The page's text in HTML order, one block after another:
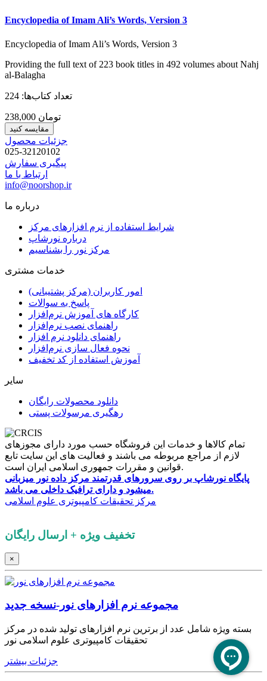
Encyclopedia of Imam Ali’s Words, Version 3
Encyclopedia of Imam Ali’s Words, Version 3
Providing the full text of 223 book titles in 492 volumes about Nahj
al-Balagha
تعداد کتاب‌ها: 224
238,000 تومان
مقایسه کنید
جزئیات محصول
025-32120102
پیگیری سفارش
ارتباط با ما
info@noorshop.ir
درباره ما
شرایط استفاده از نرم افزارهای مرکز
درباره نورشاپ
مرکز نور را بشناسیم
خدمات مشتری
امور کاربران (مرکز پشتیبانی)
پاسخ به سوالات
کارگاه های آموزش نرم‌افزار
راهنمای نصب نرم‌افزار
راهنمای دانلود نرم افزار
نحوه فعال سازی نرم‌افزار
آموزش استفاده از کد تخفیف
سایر
دانلود محصولات رایگان
رهگیری مرسولات پستی
تمام کالاها و خدمات این فروشگاه حسب مورد دارای مجوزهای
لازم از مراجع مربوطه می باشند و فعالیت های این سایت تابع
قوانین و مقررات جمهوری اسلامی ایران است.
پایگاه نورشاپ بر روی سرورهای قدرتمند مرکز داده نور میزبانی
میشود و دارای ترافیک داخلی می باشد.
مرکز تحقیقات کامپیوتری علوم اسلامی
تخفیف ویژه + ارسال رایگان
×
مجموعه نرم‌ افزارهای نور-نسخه جدید
بسته ویژه شامل عدد از برترین نرم افزارهای تولید شده در مرکز
تحقیقات کامپیوتری علوم اسلامی نور
جزئیات بیشتر